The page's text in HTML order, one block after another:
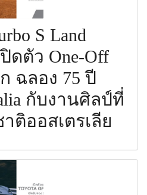
S Land
ดตัว One-Off
ฉลอง 75 ปี
กับงานศิลป์ที่
ติออสเตรเลีย